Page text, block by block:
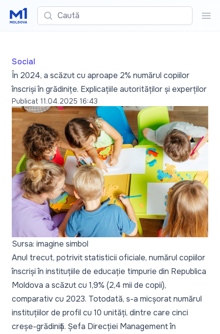
Caută
Social
În 2024, a scăzut cu aproape 2% numărul copiilor
înscriși în grădinițe. Explicațiile autorităților și experților
Publicat 11.04.2025 16:43
Sursa: imagine simbol
Anul trecut, potrivit statisticii oficiale, numărul copiilor
înscriși în instituțiile de educație timpurie din Republica
Moldova a scăzut cu 1,9% (2,4 mii de copii),
comparativ cu 2023. Totodată, s-a micșorat numărul
instituțiilor de profil cu 10 unități, dintre care cinci
creșe-grădiniță. Șefa Direcției Management în